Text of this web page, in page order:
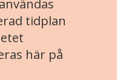
tidplan
här på